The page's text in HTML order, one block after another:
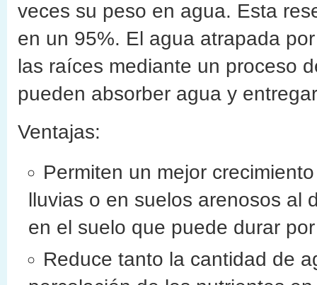
veces su peso en agua. Esta
en un 95%. El agua atrapada
las raíces mediante un proceso
pueden absorber agua y
Ventajas:
Permiten un mejor
lluvias o en suelos arenosos al
en el suelo que puede durar
Reduce tanto la cantidad de